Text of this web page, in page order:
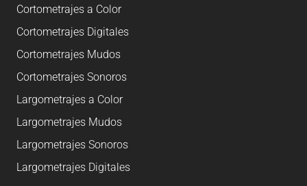
Cortometrajes a Color
Cortometrajes Digitales
Cortometrajes Mudos
Cortometrajes Sonoros
Largometrajes a Color
Largometrajes Mudos
Largometrajes Sonoros
Largometrajes Digitales